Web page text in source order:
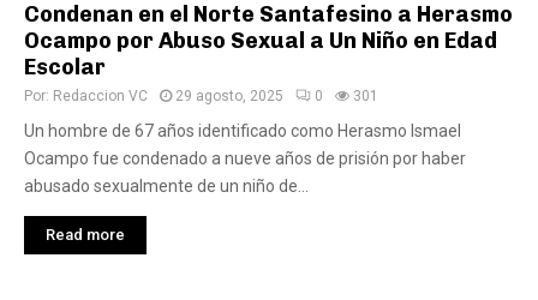
Condenan en el Norte Santafesino a Herasmo
Ocampo por Abuso Sexual a Un Niño en Edad
Escolar
Por: Redaccion VC 29 agosto, 2025 0 301
Un hombre de 67 años identificado como Herasmo Ismael
Ocampo fue condenado a nueve años de prisión por haber
abusado sexualmente de un niño de...
Read more